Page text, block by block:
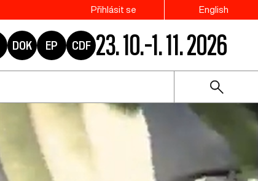
Přihlásit se English
DOK EP CDF 23. 10.–1. 11. 2026